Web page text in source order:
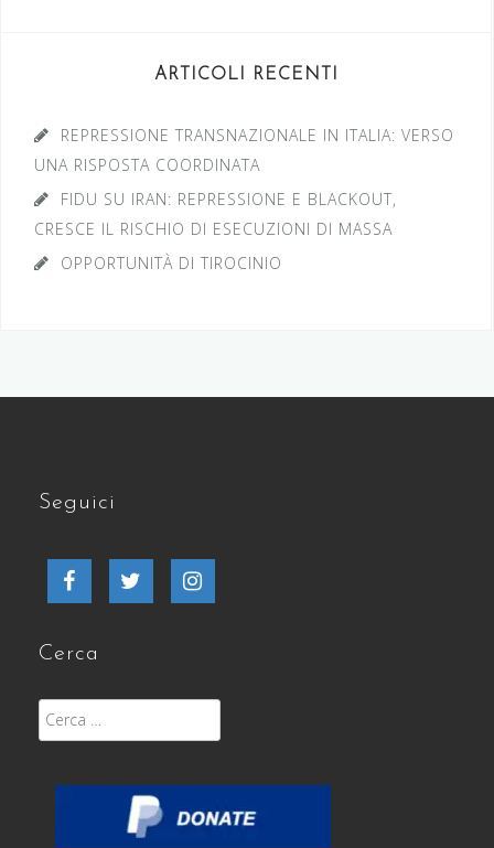
ARTICOLI RECENTI
REPRESSIONE TRANSNAZIONALE IN ITALIA: VERSO
UNA RISPOSTA COORDINATA
FIDU SU IRAN: REPRESSIONE E BLACKOUT,
CRESCE IL RISCHIO DI ESECUZIONI DI MASSA
OPPORTUNITÀ DI TIROCINIO
Seguici
Facebook Twitter
Cerca
Ricerca
per: